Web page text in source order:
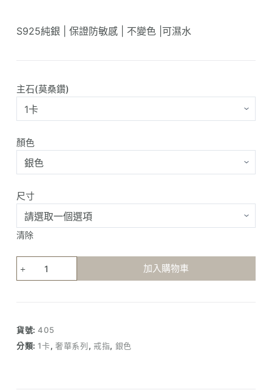
S925純銀 | 保證防敏感 | 不變色 |可濕水
主石(莫桑鑽)
顏色
尺寸
清除
重
鑽
戒
加入購物車
貨號:405
分類:1卡,奢華系列, 戒指, 銀色